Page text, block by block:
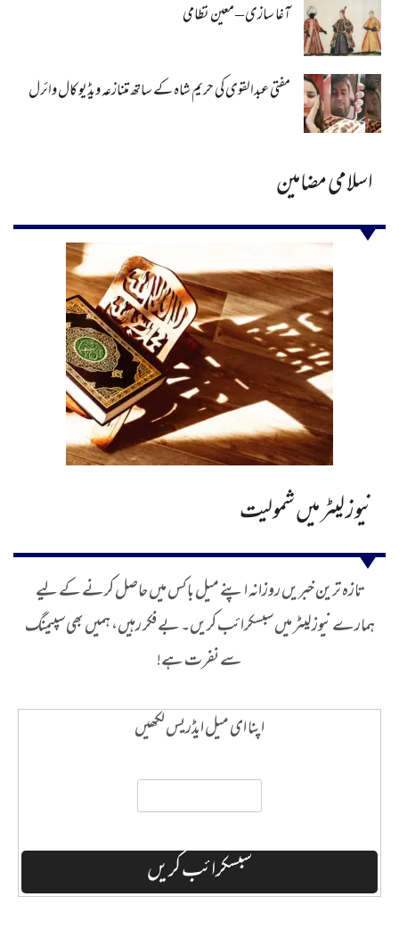
آغا سازی – معین نظامی
مفتی عبدالقوی کی حریم شاہ کے ساتھ متنازعہ ویڈیو کال وائرل
اسلامی مضامین
نیوز لیٹر میں شمولیت
تازہ ترین خبریں روزانہ اپنے میل باکس میں حاصل کرنے کے لیے
ہمارے نیوز لیٹر میں سبسکرائب کریں۔ بے فکر رہیں، ہمیں بھی سپیمنگ
سے نفرت ہے!
اپنا ای میل ایڈریس لکھیں